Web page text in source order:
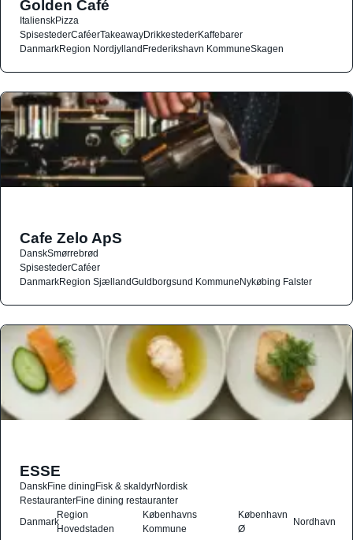
Golden Café
ItalienskPizza
SpisestederCaféerTakeawayDrikkestederKaffebarer
DanmarkRegion NordjyllandFrederikshavn KommuneSkagen
Cafe Zelo ApS
DanskSmørrebrød
SpisestederCaféer
DanmarkRegion SjællandGuldborgsund KommuneNykøbing Falster
ESSE
DanskFine diningFisk & skaldyrNordisk
RestauranterFine dining restauranter
Danmark
Region
Hovedstaden
Københavns
Kommune
København
Ø
Nordhavn